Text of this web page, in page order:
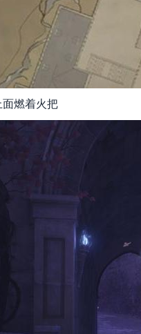
面燃着火把